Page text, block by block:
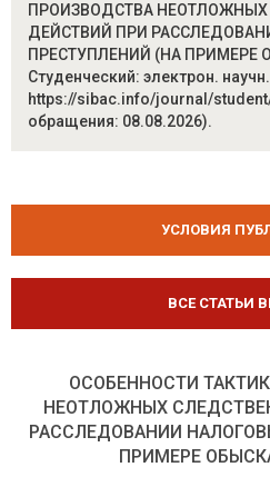
ПРОИЗВОДСТВА
ДЕЙСТВИЙ ПРИ
ПРЕСТУПЛЕНИЙ (НА ПРИМЕРЕ
Студенческий: электрон.
https://sibac.info/journal/
обращения: 08.08.2026).
УСЛОВИЯ
ВСЕ СТАТЬИ
ОСОБЕННОСТИ
НЕОТЛОЖНЫХ
РАССЛЕДОВАНИИ
ПРИМЕРЕ